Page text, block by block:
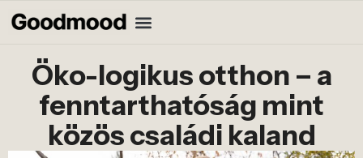
Öko-logikus otthon – a
fenntarthatóság mint
közös családi kaland